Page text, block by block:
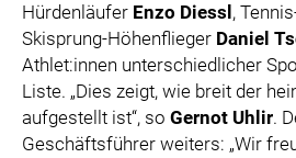
Hürdenläufer Enzo Diessl ,
Skisprung-Höhenflieger Daniel
Athlet:innen unterschiedlicher
Liste. „Dies zeigt, wie breit der
aufgestellt ist“, so Gernot Uhlir.
Geschäftsführer weiters: „Wir